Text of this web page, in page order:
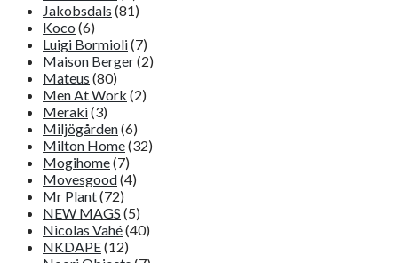
Jakobsdals (81)
Koco (6)
Luigi Bormioli(7)
Maison Berger(2)
Mateus (80)
Men At Work (2)
Meraki(3)
Miljögården(6)
Milton Home(32)
Mogihome(7)
Movesgood(4)
Mr Plant(72)
NEW MAGS (5)
Nicolas Vahé(40)
NKDAPE(12)